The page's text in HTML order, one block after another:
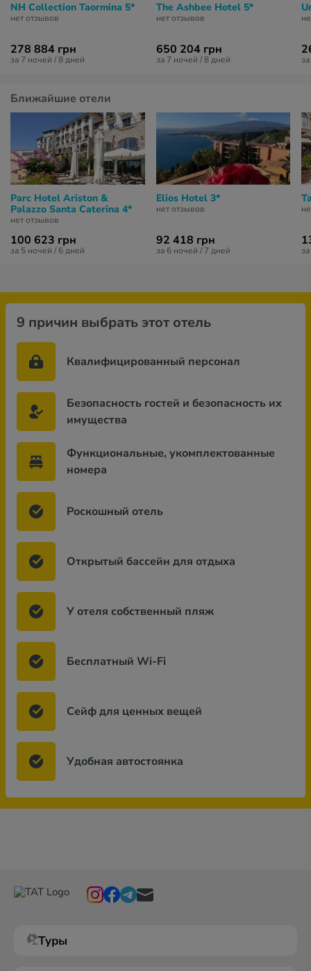
NH Collection Taormina 5*
нет отзывов
278 884 грн
за 7 ночей / 8 дней
The Ashbee Hotel 5*
нет отзывов
650 204 грн
за 7 ночей / 8 дней
Ближайшие отели
Parc Hotel Ariston &
Palazzo Santa Caterina 4*
нет отзывов
100 623 грн
за 5 ночей / 6 дней
Elios Hotel 3*
нет отзывов
92 418 грн
за 6 ночей / 7 дней
9 причин выбрать этот отель
Квалифицированный персонал
Безопасность гостей и безопасность их
имущества
Функциональные, укомплектованные
номера
Роскошный отель
Открытый бассейн для отдыха
У отеля собственный пляж
Бесплатный Wi-Fi
Сейф для ценных вещей
Удобная автостоянка
Туры